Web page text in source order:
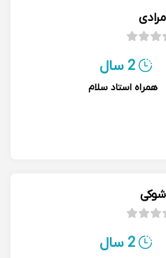
2 سال
همراه استاد سلام
2 سال